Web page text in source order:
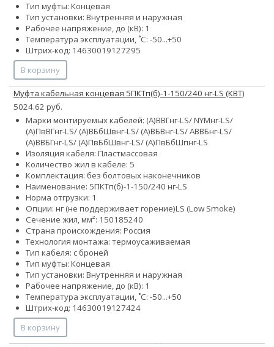
Тип муфты: Концевая
Тип установки: Внутренняя и наружная
Рабочее напряжение, до (кВ): 1
Температура эксплуатации, ˚С: -50...+50
Штрих-код: 14630019127295
В корзину
Муфта кабельная концевая 5ПКТп(б)-1-150/240 нг-LS (КВТ)
5024.62 руб.
Марки монтируемых кабелей: (А)ВВГнг-LS/ NYMнг-LS/
(А)ПвВГнг-LS/ (А)ВБбШвнг-LS/ (А)ВБВнг-LS/ АВВБнг-LS/
(А)ВВБГнг-LS/ (А)ПвБбШвнг-LS/ (А)ПвБбШпнг-LS
Изоляция кабеля: Пластмассовая
Количество жил в кабеле: 5
Комплектация: без болтовых наконечников
Наименование: 5ПКТп(б)-1-150/240 нг-LS
Норма отгрузки: 1
Опции: нг (не поддерживает горение)LS (Low Smoke)
Сечение жил, мм²: 150185240
Страна происхождения: Россия
Технология монтажа: термоусаживаемая
Тип кабеля: с броней
Тип муфты: Концевая
Тип установки: Внутренняя и наружная
Рабочее напряжение, до (кВ): 1
Температура эксплуатации, ˚С: -50...+50
Штрих-код: 14630019127424
В корзину